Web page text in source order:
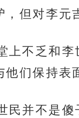
但对李元
上不乏和
们保持表
民并不是